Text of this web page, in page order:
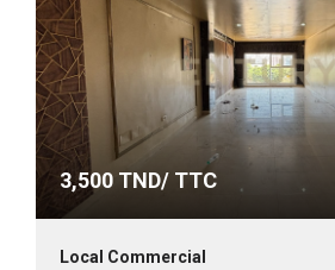
3,500 TND/ TTC
Local Commercial